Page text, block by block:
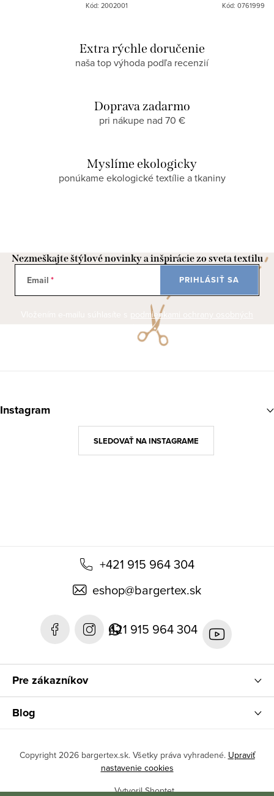
Kód: 2002001 Kód: 0761999
Extra rýchle doručenie
naša top výhoda podľa recenzií
Doprava zadarmo
pri nákupe nad 70 €
Myslíme ekologicky
ponúkame ekologické textílie a tkaniny
Nezmeškajte štýlové novinky a inšpirácie zo sveta textilu
Email
podmienkami ochrany osobných
údajov
PRIHLÁSIŤ SA
á
+421 915 964 304
eshop@bargertex.sk
421 915 964 304
Instagram
SLEDOVAŤ NA INSTAGRAME
Pre zákazníkov
Blog
Vytvoril Shoptet
Copyright 2026 bargertex.sk. Všetky práva vyhradené. Upraviť
nastavenie cookies